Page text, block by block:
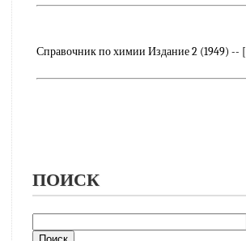
Справочник по химии Издание 2 (1949) -- [
ПОИСК